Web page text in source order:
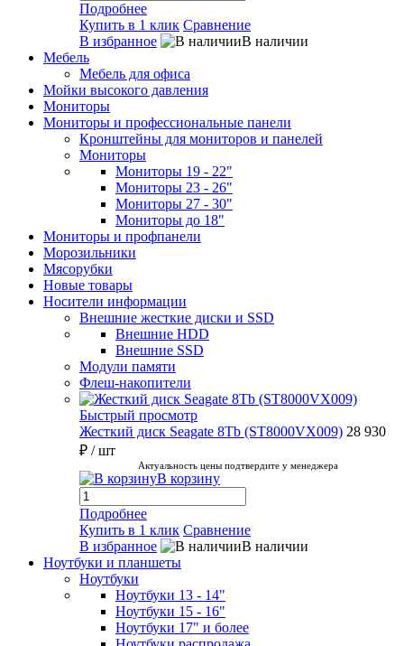
Подробнее
Купить в 1 клик Сравнение
В избранное
В наличии
Мебель
Мебель для офиса
Мойки высокого давления
Мониторы
Мониторы и профессиональные панели
Кронштейны для мониторов и панелей
Мониторы
Мониторы 19 - 22"
Мониторы 23 - 26"
Мониторы 27 - 30"
Мониторы до 18"
Мониторы и профпанели
Морозильники
Мясорубки
Новые товары
Носители информации
Внешние жесткие диски и SSD
Внешние HDD
Внешние SSD
Модули памяти
Флеш-накопители
Быстрый просмотр
Жесткий диск Seagate 8Tb (ST8000VX009) 28 930
₽ / шт
Актуальность цены подтвердите у менеджера
В корзину
Подробнее
Купить в 1 клик Сравнение
В избранное
В наличии
Ноутбуки и планшеты
Ноутбуки
Ноутбуки 13 - 14"
Ноутбуки 15 - 16"
Ноутбуки 17" и более